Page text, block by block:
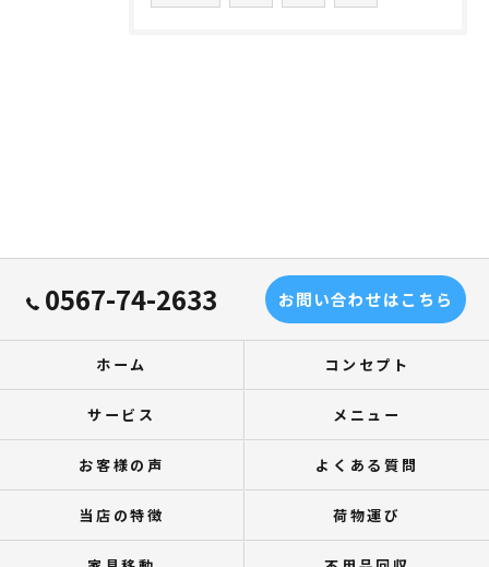
0567-74-2633 お問い合わせはこちら
ホーム コンセプト
サービス メニュー
お客様の声 よくある質問
当店の特徴 荷物運び